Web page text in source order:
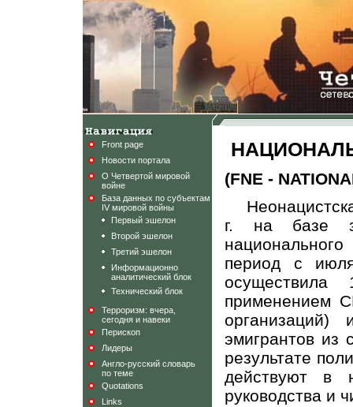
Front page
Новости портала
О Четвертой мировой
войне
База данных по субъектам
IV мировой войны
Первый эшелон
Второй эшелон
Третий эшелон
Информационно
аналитический блок
Технический блок
Терроризм: вчера,
сегодня и навеки
Перископ
Лидеры
Англо-русский словарь
по теме
Quotations
Links
(FNE -
г. на базе
период с
осуществила
применением
организаций)
эмигрантов из
результате
действуют в
руководства и